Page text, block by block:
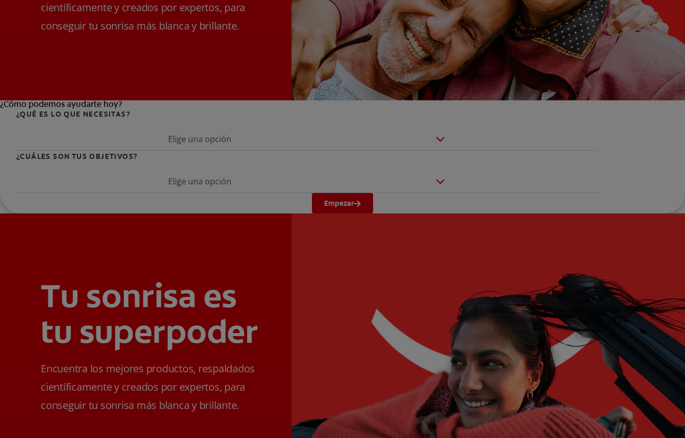
científicamente y creados por expertos, para
conseguir tu sonrisa más blanca y brillante.
¿Cómo podemos ayudarte hoy?
¿QUÉ ES LO QUE NECESITAS?
Elige una opción
¿CUÁLES SON TUS OBJETIVOS?
Elige una opción
Empezar
Tu sonrisa es
tu superpoder
Encuentra los mejores productos, respaldados
científicamente y creados por expertos, para
conseguir tu sonrisa más blanca y brillante.